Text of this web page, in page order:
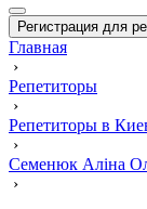
Регистрация для
Главная
›
Репетиторы
›
Репетиторы в
›
Семенюк Аліна
›